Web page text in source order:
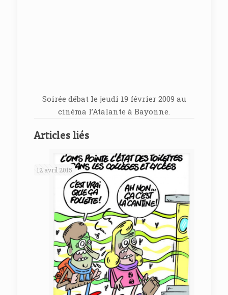
Soirée débat le jeudi 19 février 2009 au
cinéma l’Atalante à Bayonne.
Articles liés
12 avril 2015